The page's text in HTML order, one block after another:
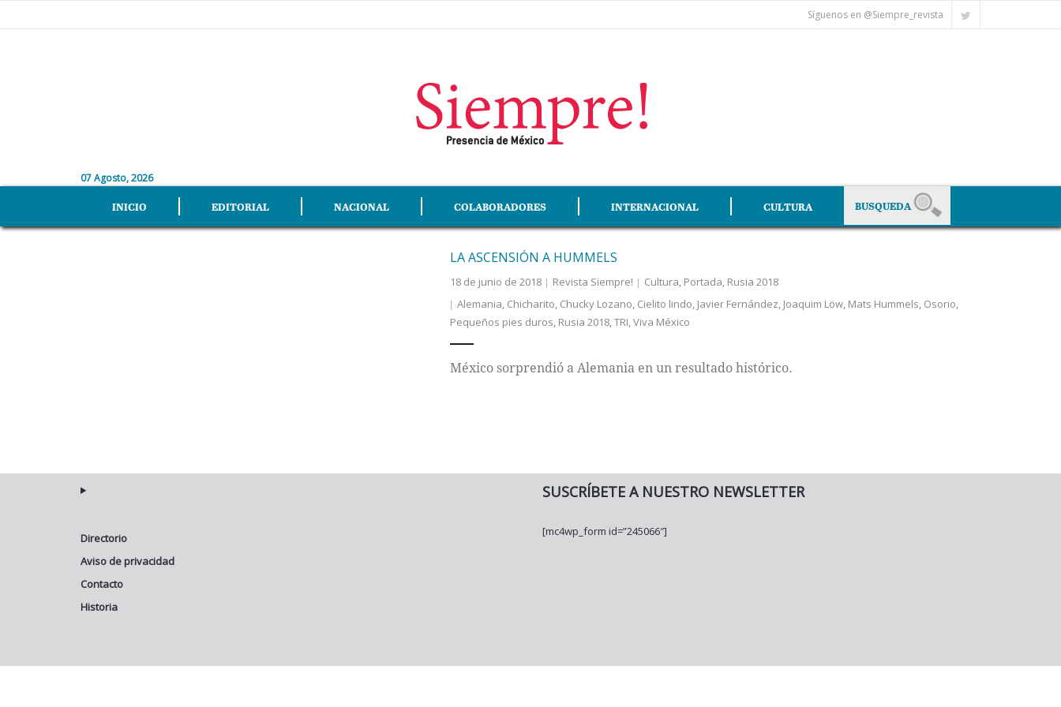
Síguenos en @Siempre_revista
07 Agosto, 2026
INICIO EDITORIAL NACIONAL COLABORADORES INTERNACIONAL CULTURA
LA ASCENSIÓN A HUMMELS
18 de junio de 2018 Revista Siempre! Cultura, Portada, Rusia 2018
Alemania, Chicharito, Chucky Lozano, Cielito lindo, Javier Fernández, Joaquim Löw, Mats Hummels, Osorio,
Pequeños pies duros, Rusia 2018,TRI,Viva México
México sorprendió a Alemania en un resultado histórico.
Directorio
Aviso de privacidad
Contacto
Historia
SUSCRÍBETE A NUESTRO NEWSLETTER
[mc4wp_form id=”245066″]